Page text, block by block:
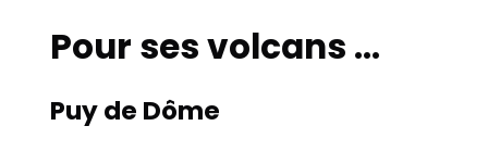
Pour ses volcans …
Puy de Dôme